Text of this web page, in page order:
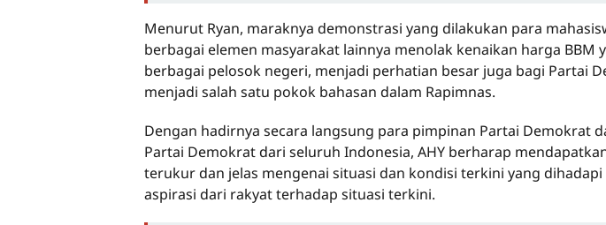
Menurut Ryan, maraknya demonstrasi yang dilakukan para
berbagai elemen masyarakat lainnya menolak kenaikan harga BBM
berbagai pelosok negeri, menjadi perhatian besar juga bagi Partai
menjadi salah satu pokok bahasan dalam Rapimnas.
Dengan hadirnya secara langsung para pimpinan Partai Demokrat
Partai Demokrat dari seluruh Indonesia, AHY berharap
terukur dan jelas mengenai situasi dan kondisi terkini yang
aspirasi dari rakyat terhadap situasi terkini.